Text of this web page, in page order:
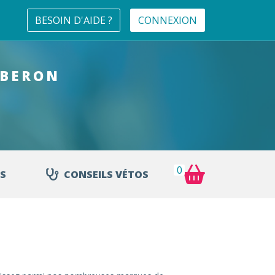
BESOIN D'AIDE ? CONNEXION
CONSEILS VÉTOS 0